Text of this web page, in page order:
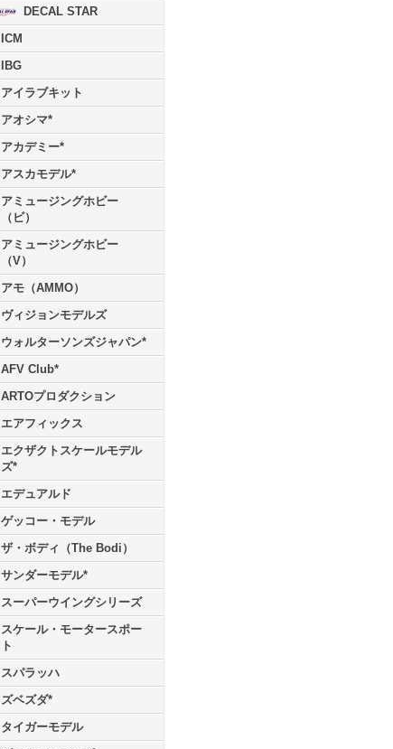
DECAL STAR
ICM
IBG
アイラブキット
アオシマ*
アカデミー*
アスカモデル*
アミュージングホビー
（ビ）
アミュージングホビー
（V）
アモ（AMMO）
ヴィジョンモデルズ
ウォルターソンズジャパン*
AFV Club*
ARTOプロダクション
エアフィックス
エクザクトスケールモデル
ズ*
エデュアルド
ゲッコー・モデル
ザ・ボディ（The Bodi）
サンダーモデル*
スーパーウイングシリーズ
スケール・モータースポー
ト
スパラッハ
ズベズダ*
タイガーモデル